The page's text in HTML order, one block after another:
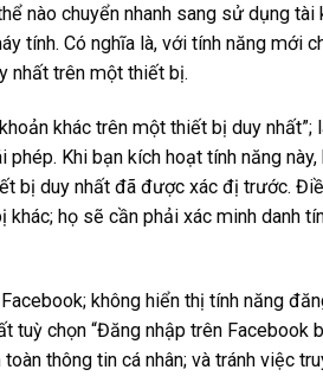
nào chuyển nhanh sang sử dụng tài
tính. Có nghĩa là, với tính năng mới
nhất trên một thiết bị.
khác trên một thiết bị duy
Khi bạn kích hoạt tính năng
bị duy nhất đã được xác đị trước.
họ sẽ cần phải xác minh danh
không hiển thị tính năng
tuỳ chọn “Đăng nhập trên Facebook
thông tin cá nhân; và tránh việc